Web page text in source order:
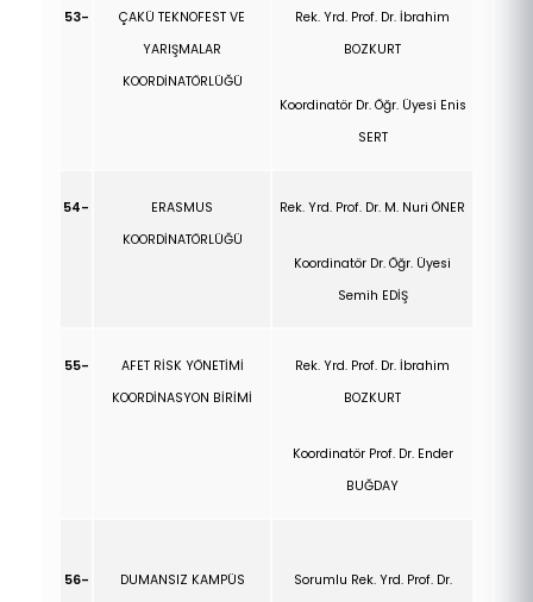
53-
ÇAKÜ TEKNOFEST VE
YARIŞMALAR
KOORDİNATÖRLÜĞÜ
Rek. Yrd. Prof. Dr. İbrahim
BOZKURT
Koordinatör Dr. Öğr. Üyesi Enis
SERT
54-
ERASMUS
KOORDİNATÖRLÜĞÜ
Rek. Yrd. Prof. Dr. M. Nuri ÖNER
Koordinatör Dr. Öğr. Üyesi
Semih EDİŞ
55-
AFET RİSK YÖNETİMİ
KOORDİNASYON BİRİMİ
Rek. Yrd. Prof. Dr. İbrahim
BOZKURT
Koordinatör Prof. Dr. Ender
BUĞDAY
56-
DUMANSIZ KAMPÜS
Sorumlu Rek. Yrd. Prof. Dr.